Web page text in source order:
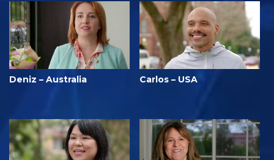
Deniz – Australia Carlos – USA